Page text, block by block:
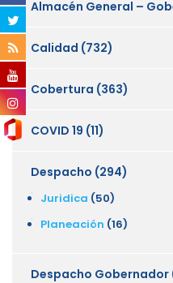
Almacén General –
Calidad (732)
Cobertura (363)
COVID 19 (11)
Despacho (294)
Juridica (50)
Planeación (16)
Despacho Gobernador